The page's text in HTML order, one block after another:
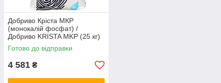
Добриво Кріста МКР
(монокалій фосфат) /
Добриво KRISTA MKP (25 кг)
Готово до відправки
4 581 ₴